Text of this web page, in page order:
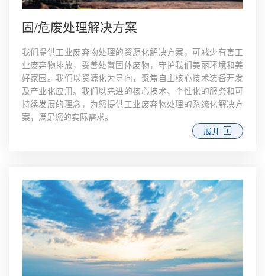
固/危废处理解决方案
我们提供工业废弃物处理的资源化解决方案，可减少有害工
业废弃物排放，妥善处置固体废物，守护我们美丽环境和美
好家园。我们以资源化为导向，聚焦自主核心技术装备开发
及产业化应用。我们以先进的核心技术、个性化的服务和可
持续发展的理念，为您提供工业废弃物处理的系统化解决方
案，满足您的实际需求。
展开